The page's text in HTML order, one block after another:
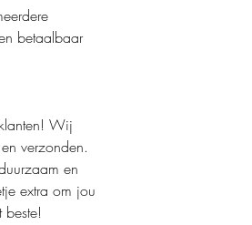
betaalbaar
Wij
verzonden.
en
extra om jou